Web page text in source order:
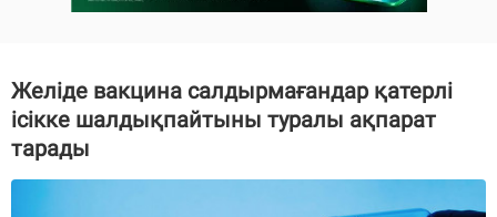
Желіде вакцина салдырмағандар қатерлі
ісікке шалдықпайтыны туралы ақпарат
тарады